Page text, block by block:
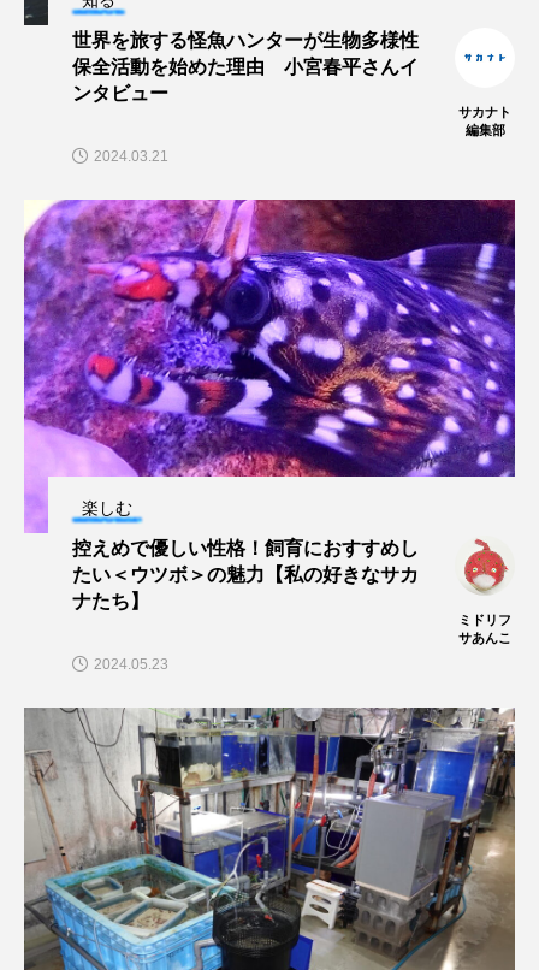
市立しものせき水族館・海響館 干支 干潟
微生物 採集 撮影 擬態 文化
文学 料理 新海生物 新潟市
旅行 日本固有種 旬 書籍
未利用魚 未来館 東京湾 栄養
桂浜水族館 梅雨 棘皮動物
横浜開運水族館
死滅回遊魚 水 水族館 水族館人
海きらら 海水魚 海洋 海洋環境
海獣 海綿動物 海藻 海遊館
海鳥 液浸標本 淀川
深海 深海生物 深海魚
世界を旅する怪魚ハンターが生物多様性
保全活動を始めた理由 小宮春平さんイ
ンタビュー
サカナト
編集部
2024.03.21
楽しむ
控えめで優しい性格！飼育におすすめし
たい＜ウツボ＞の魅力【私の好きなサカ
ナたち】
ミドリフ
サあんこ
2024.05.23